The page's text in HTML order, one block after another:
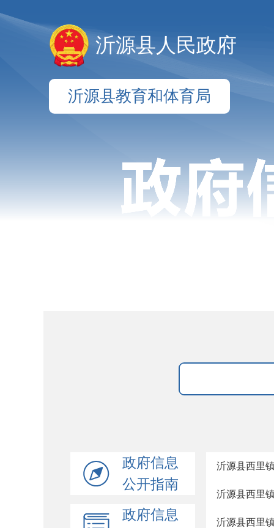
沂源县人民政府
沂源县教育和体育局
政府信息
公开指南
政府信息
沂源县西里
沂源县西里
沂源县西里